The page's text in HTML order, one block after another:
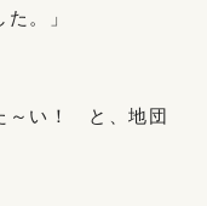
。」
～い！ と、地団